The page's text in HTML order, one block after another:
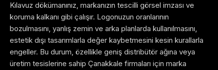
Kılavuz dökümanınız, markanızın tescilli görsel imzası ve
koruma kalkanı gibi çalışır. Logonuzun oranlarının
bozulmasını, yanlış zemin ve arka planlarda kullanılmasını,
estetik dışı tasarımlarla değer kaybetmesini kesin kurallarla
engeller. Bu durum, özellikle geniş distribütör ağına veya
üretim tesislerine sahip Çanakkale firmaları için marka